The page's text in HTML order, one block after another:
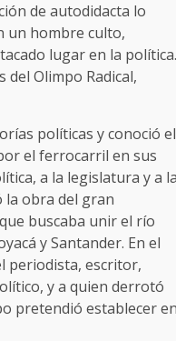
de autodidacta lo
un hombre culto,
lugar en la política.
Olimpo Radical,
políticas y conoció el
el ferrocarril en sus
a la legislatura y a
la obra del gran
buscaba unir el río
y Santander. En el
periodista, escritor,
y a quien derrotó
pretendió establecer